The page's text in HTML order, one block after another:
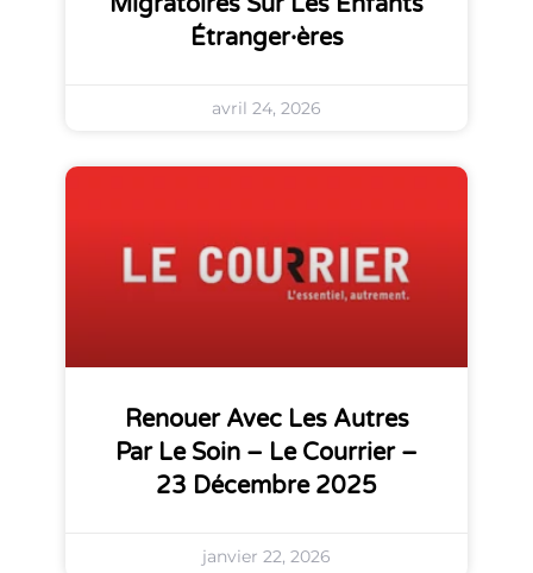
Étranger·ères
avril 24, 2026
Renouer Avec Les Autres
Par Le Soin – Le Courrier –
23 Décembre 2025
janvier 22, 2026